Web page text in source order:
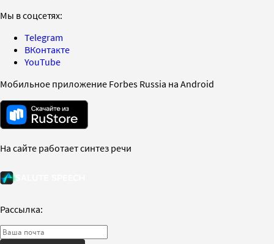
Мы в соцсетях:
Telegram
ВКонтакте
YouTube
Мобильное приложение Forbes Russia на Android
На сайте работает синтез речи
Рассылка: